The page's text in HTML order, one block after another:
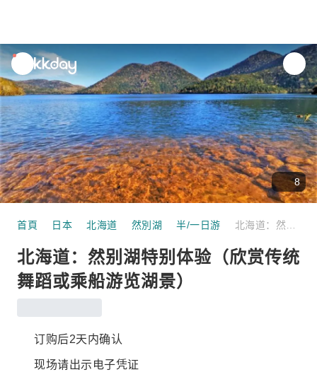
unread
notifications
8
首頁 日本 北海道 然別湖 半/一日游
北海道：然别湖特别体验（欣赏传统
舞蹈或乘船游览湖景）
订购后2天内确认
现场请出示电子凭证